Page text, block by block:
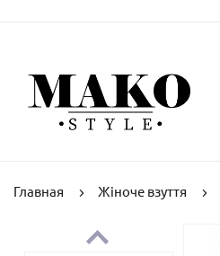
Главная Жіноче взуття